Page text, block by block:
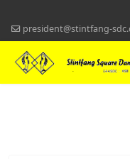
president@stintfang-